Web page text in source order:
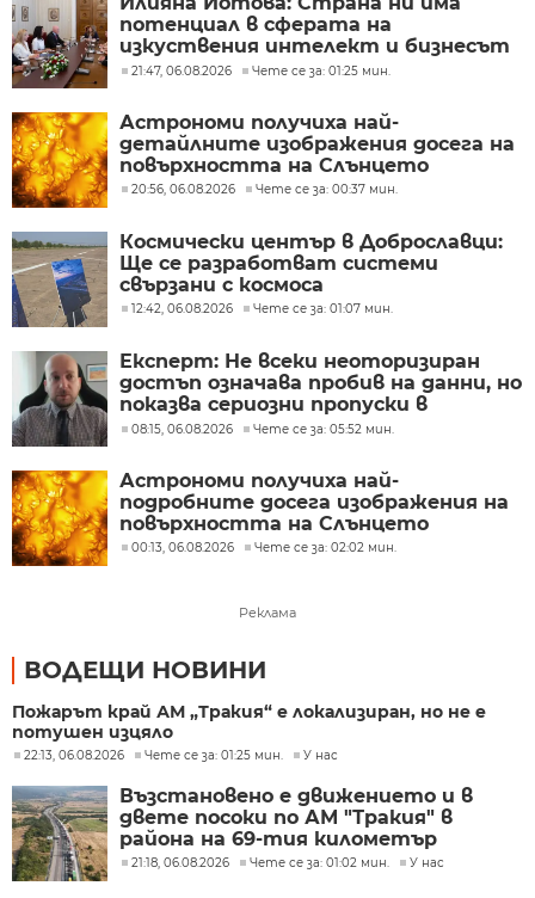
потенциал в сферата на
изкуствения интелект и бизнесът
забелязва тези перспективи
21:47, 06.08.2026 Чете се за: 01:25 мин.
Астрономи получиха най-
детайлните изображения досега на
повърхността на Слънцето
20:56, 06.08.2026 Чете се за: 00:37 мин.
Космически център в Доброславци:
Ще се разработват системи
свързани с космоса
12:42, 06.08.2026 Чете се за: 01:07 мин.
Експерт: Не всеки неоторизиран
достъп означава пробив на данни, но
показва сериозни пропуски в
киберсигурността
08:15, 06.08.2026 Чете се за: 05:52 мин.
Астрономи получиха най-
подробните досега изображения на
повърхността на Слънцето
00:13, 06.08.2026 Чете се за: 02:02 мин.
Реклама
ВОДЕЩИ НОВИНИ
Пожарът край АМ „Тракия“ е локализиран, но не е
потушен изцяло
22:13, 06.08.2026 Чете се за: 01:25 мин. У нас
Възстановено е движението и в
двете посоки по АМ "Тракия" в
района на 69-тия километър
21:18, 06.08.2026 Чете се за: 01:02 мин. У нас